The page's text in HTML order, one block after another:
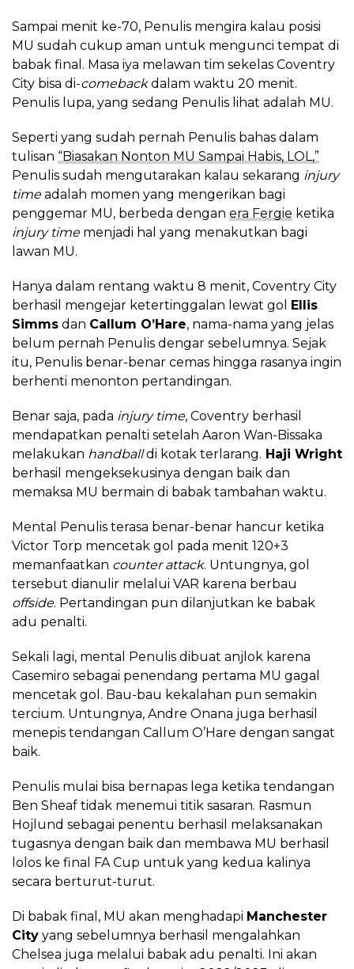
Sampai menit ke-70, Penulis mengira kalau posisi
MU sudah cukup aman untuk mengunci tempat di
babak final. Masa iya melawan tim sekelas Coventry
City bisa di-comebackdalam waktu 20 menit.
Penulis lupa, yang sedang Penulis lihat adalah MU.
Seperti yang sudah pernah Penulis bahas dalam
tulisan “Biasakan Nonton MU Sampai Habis, LOL,”
Penulis sudah mengutarakan kalau sekarang injury
timeadalah momen yang mengerikan bagi
penggemar MU, berbeda dengan era Fergie ketika
injury time menjadi hal yang menakutkan bagi
lawan MU.
Hanya dalam rentang waktu 8 menit, Coventry City
berhasil mengejar ketertinggalan lewat gol Ellis
Simms dan Callum O’Hare, nama-nama yang jelas
belum pernah Penulis dengar sebelumnya. Sejak
itu, Penulis benar-benar cemas hingga rasanya ingin
berhenti menonton pertandingan.
Benar saja, pada injury time, Coventry berhasil
mendapatkan penalti setelah Aaron Wan-Bissaka
melakukan handballdi kotak terlarang. Haji Wright
berhasil mengeksekusinya dengan baik dan
memaksa MU bermain di babak tambahan waktu.
Mental Penulis terasa benar-benar hancur ketika
Victor Torp mencetak gol pada menit 120+3
memanfaatkan counter attack. Untungnya, gol
tersebut dianulir melalui VAR karena berbau
offside. Pertandingan pun dilanjutkan ke babak
adu penalti.
Sekali lagi, mental Penulis dibuat anjlok karena
Casemiro sebagai penendang pertama MU gagal
mencetak gol. Bau-bau kekalahan pun semakin
tercium. Untungnya, Andre Onana juga berhasil
menepis tendangan Callum O’Hare dengan sangat
baik.
Penulis mulai bisa bernapas lega ketika tendangan
Ben Sheaf tidak menemui titik sasaran. Rasmun
Hojlund sebagai penentu berhasil melaksanakan
tugasnya dengan baik dan membawa MU berhasil
lolos ke final FA Cup untuk yang kedua kalinya
secara berturut-turut.
Di babak final, MU akan menghadapi Manchester
City yang sebelumnya berhasil mengalahkan
Chelsea juga melalui babak adu penalti. Ini akan